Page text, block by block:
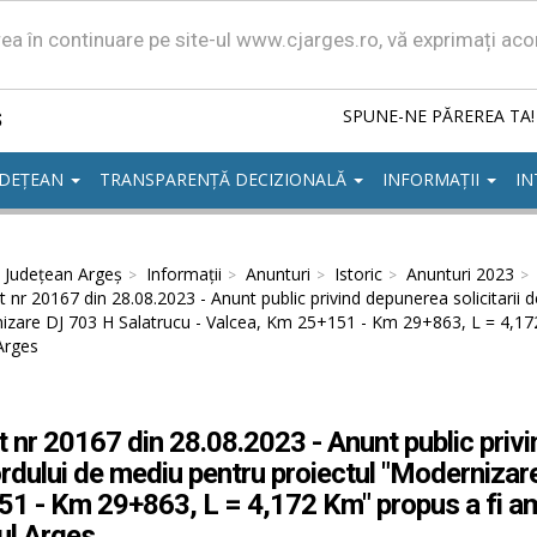
în continuare pe site-ul www.cjarges.ro, vă exprimați
SPUNE-NE PĂREREA TA!
TRANSPARENȚĂ DECIZIONALĂ INFORMAȚII
Argeș Informații Anunturi Istoric
Anunturi 2023
nr 20167 din 28.08.2023 - Anunt public privind depunerea
DJ 703 H Salatrucu - Valcea, Km 25+151 - Km 29+863, L =
nr 20167 din 28.08.2023 - Anunt public
de mediu pentru proiectul
- Km 29+863, L = 4,172 Km" propus a fi